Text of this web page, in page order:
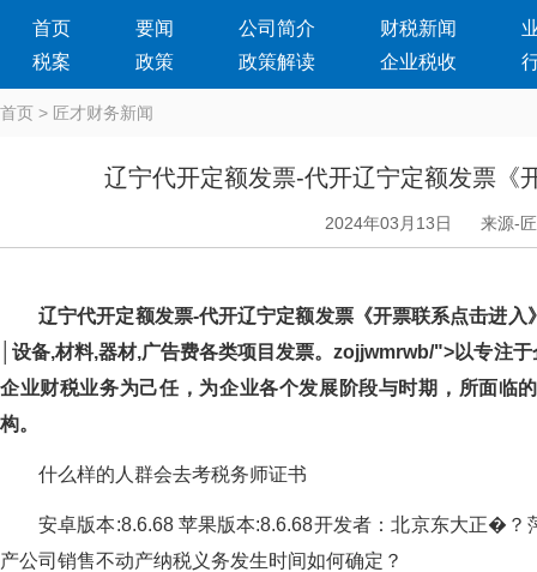
首页 要闻 公司简介 财税新闻
税案
政策 政策解读 企业税收
首页 > 匠才财务新闻
辽宁代开定额发票-代开辽宁定额发票《
2024年03月13日 来源-
辽宁代开定额发票-代开辽宁定额发票《开票联系点击进
│设备,材料,器材,广告费各类项目发票。zojjwmrwb/">以专注于
企业财税业务为己任，为企业各个发展阶段与时期，所
构。
什么样的人群会去考税务师证书
安卓版本:8.6.68 苹果版本:8.6.68开发者：北京东大正�？
产公司销售不动产纳税义务发生时间如何确定？